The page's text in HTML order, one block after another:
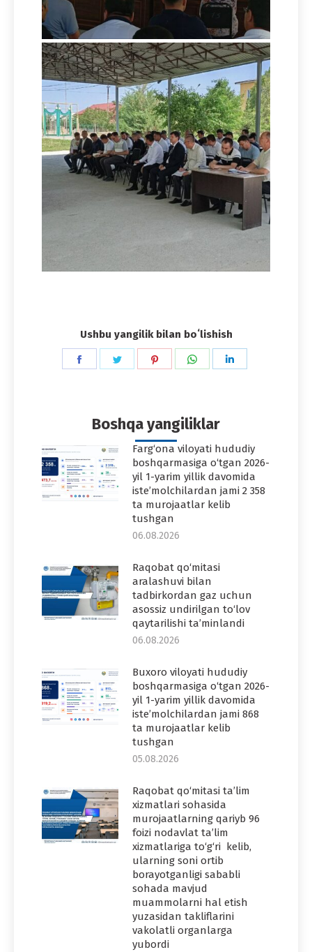
Ushbu yangilik bilan boʻlishish
Share
Share
Share
Share
Boshqa yangiliklar
Farg‘ona viloyati hududiy
boshqarmasiga o‘tgan 2026-
yil 1-yarim yillik davomida
iste’molchilardan jami 2 358
ta murojaatlar kelib
tushgan
06.08.2026
Raqobat qo‘mitasi
aralashuvi bilan
tadbirkordan gaz uchun
asossiz undirilgan to‘lov
qaytarilishi ta’minlandi
06.08.2026
Buxoro viloyati hududiy
boshqarmasiga o‘tgan 2026-
yil 1-yarim yillik davomida
iste’molchilardan jami 868
ta murojaatlar kelib
tushgan
05.08.2026
Raqobat qo‘mitasi ta’lim
xizmatlari sohasida
murojaatlarning qariyb 96
foizi nodavlat ta’lim
xizmatlariga to‘g‘ri kelib,
ularning soni ortib
borayotganligi sababli
sohada mavjud
muammolarni hal etish
yuzasidan takliflarini
vakolatli organlarga
yubordi